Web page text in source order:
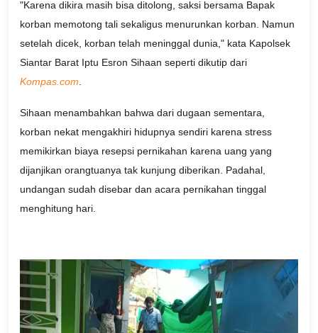
"Karena dikira masih bisa ditolong, saksi bersama Bapak
korban memotong tali sekaligus menurunkan korban. Namun
setelah dicek, korban telah meninggal dunia," kata Kapolsek
Siantar Barat Iptu Esron Sihaan seperti dikutip dari
Kompas.com
Sihaan menambahkan bahwa dari dugaan sementara,
korban nekat mengakhiri hidupnya sendiri karena stress
memikirkan biaya resepsi pernikahan karena uang yang
dijanjikan orangtuanya tak kunjung diberikan. Padahal,
undangan sudah disebar dan acara pernikahan tinggal
menghitung hari.